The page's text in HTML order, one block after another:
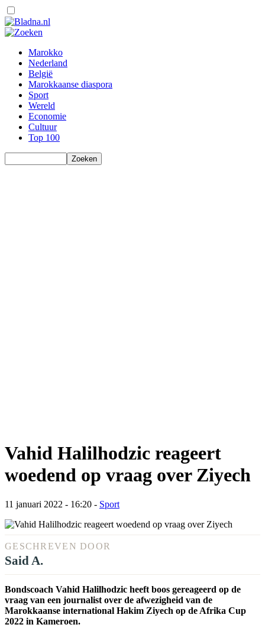
Marokko
Nederland
België
Marokkaanse diaspora
Sport
Wereld
Economie
Cultuur
Top 100
Vahid Halilhodzic reageert
woedend op vraag over Ziyech
11 januari 2022 - 16:20 - Sport
GESCHREVEN DOOR
Said A.
Bondscoach Vahid Halilhodzic heeft boos gereageerd op de
vraag van een journalist over de afwezigheid van de
Marokkaanse international Hakim Ziyech op de Afrika Cup
2022 in Kameroen.